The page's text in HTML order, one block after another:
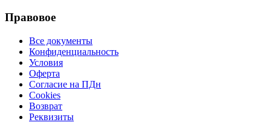
Правовое
Все документы
Конфиденциальность
Условия
Оферта
Согласие на ПДн
Cookies
Возврат
Реквизиты